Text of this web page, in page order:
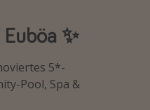
✨
5*-
Pool, Spa &